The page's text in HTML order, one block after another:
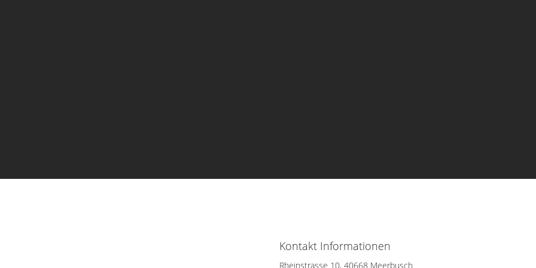
Kontakt Informationen
Rheinstrasse 10, 40668 Meerbusch